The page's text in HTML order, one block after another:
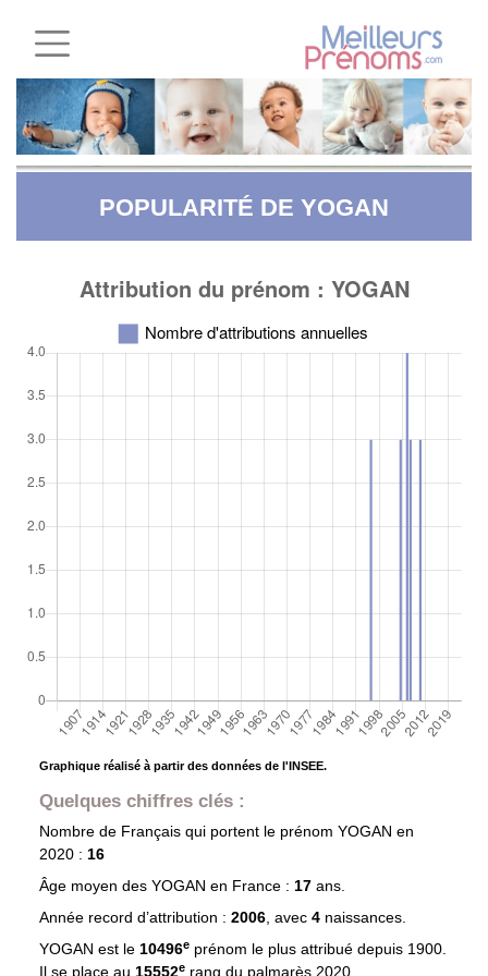
POPULARITÉ DE YOGAN
Graphique réalisé à partir des données de l'INSEE.
Quelques chiffres clés :
Nombre de Français qui portent le prénom YOGAN en
2020 : 16
Âge moyen des YOGAN en France : 17 ans.
Année record d’attribution : 2006, avec 4 naissances.
YOGAN est le 10496eprénom le plus attribué depuis 1900.
Il se place au 15552e rang du palmarès 2020.